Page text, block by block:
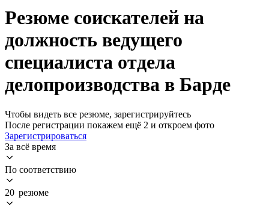
Резюме соискателей на
должность ведущего
специалиста отдела
делопроизводства в Барде
Чтобы видеть все резюме, зарегистрируйтесь
После регистрации покажем ещё 2 и откроем фото
Зарегистрироваться
За всё время
По соответствию
20 резюме